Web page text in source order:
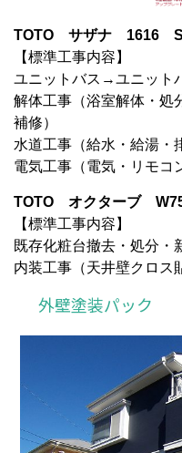
TOTO サザナ 1616 S
【標準工事内容】
ユニットバス→ユニット
解体工事（浴室解体・処
補修）
水道工事（給水・給湯・
電気工事（電気・リモコ
TOTO オクターブ
【標準工事内容】
既存化粧台撤去・処分・
内装工事（天井壁クロ
外壁塗装パック